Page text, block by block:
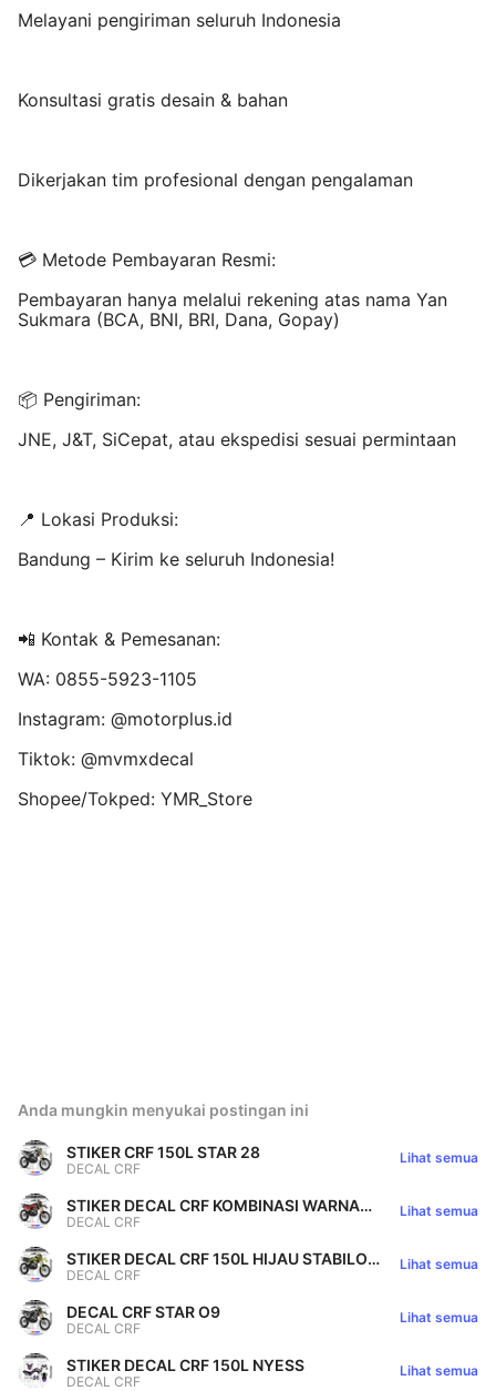
Melayani pengiriman seluruh Indonesia
Konsultasi gratis desain & bahan
Dikerjakan tim profesional dengan pengalaman
💳 Metode Pembayaran Resmi:
Pembayaran hanya melalui rekening atas nama Yan
Sukmara (BCA, BNI, BRI, Dana, Gopay)
📦 Pengiriman:
JNE, J&T, SiCepat, atau ekspedisi sesuai permintaan
📍 Lokasi Produksi:
Bandung – Kirim ke seluruh Indonesia!
📲 Kontak & Pemesanan:
WA: 0855-5923-1105
Instagram: @motorplus.id
Tiktok: @mvmxdecal
Shopee/Tokped: YMR_Store
Anda mungkin menyukai postingan ini
STIKER CRF 150L STAR 28
DECAL CRF
Lihat semua
STIKER DECAL CRF KOMBINASI WARNA
HITAM | MERAH | BIRU STAR 045
DECAL CRF
Lihat semua
STIKER DECAL CRF 150L HIJAU STABILO
STAR 91
DECAL CRF
Lihat semua
DECAL CRF STAR O9
DECAL CRF
Lihat semua
STIKER DECAL CRF 150L NYESS
DECAL CRF
Lihat semua